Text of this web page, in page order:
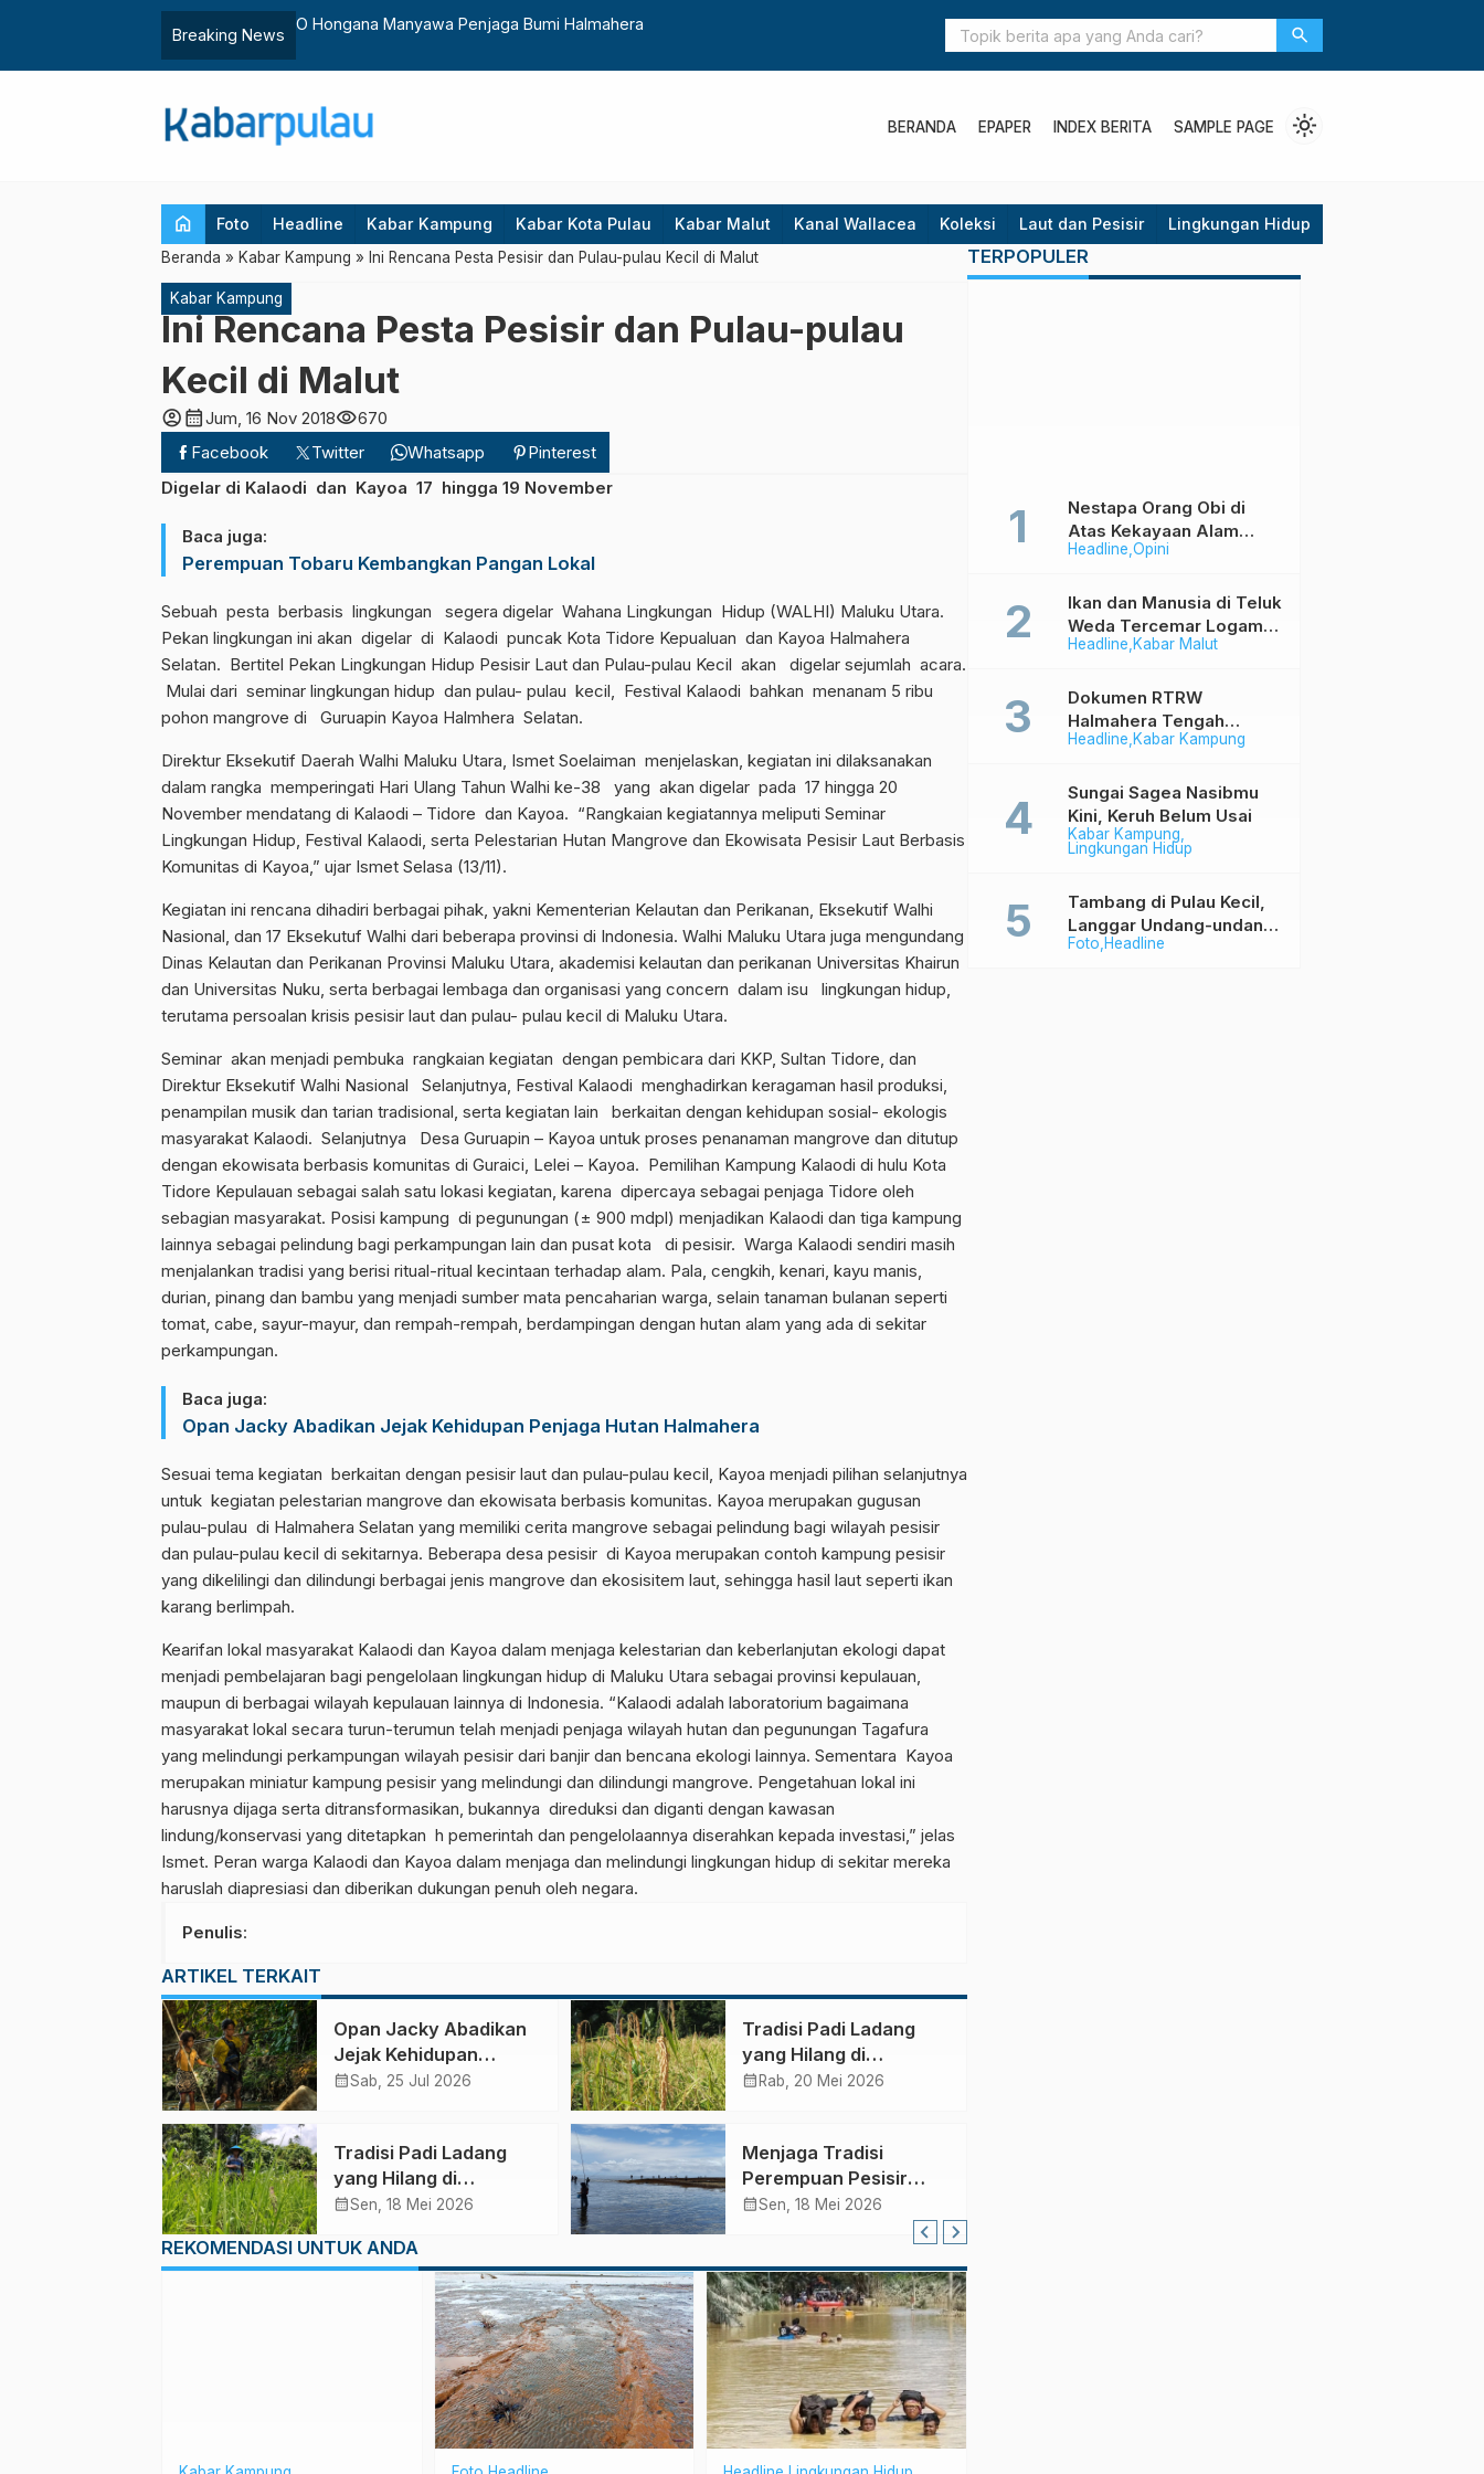
Breaking News
O Hongana Manyawa Penjaga Bumi Halmahera Tanam Mangrove agar “Merdeka” dari Abrasi search
BERANDA EPAPER INDEX BERITA SAMPLE PAGE light_mode
home Foto Headline Kabar Kampung Kabar Kota Pulau Kabar Malut Kanal Wallacea Koleksi Laut dan Pesisir Lingkungan Hidup
Beranda » Kabar Kampung » Ini Rencana Pesta Pesisir dan Pulau-pulau Kecil di Malut
Kabar Kampung
Ini Rencana Pesta Pesisir dan Pulau-pulau
Kecil di Malut
account_circlecalendar_monthJum, 16 Nov 2018visibility670
Facebook
Twitter Whatsapp
Pinterest
Digelar di Kalaodi dan Kayoa 17 hingga 19 November
Baca juga:
Perempuan Tobaru Kembangkan Pangan Lokal
Sebuah pesta berbasis lingkungan segera digelar Wahana Lingkungan Hidup (WALHI) Maluku Utara.
Pekan lingkungan ini akan digelar di Kalaodi puncak Kota Tidore Kepualuan dan Kayoa Halmahera
Selatan. Bertitel Pekan Lingkungan Hidup Pesisir Laut dan Pulau-pulau Kecil akan digelar sejumlah acara.
Mulai dari seminar lingkungan hidup dan pulau- pulau kecil, Festival Kalaodi bahkan menanam 5 ribu
pohon mangrove di Guruapin Kayoa Halmhera Selatan.
Direktur Eksekutif Daerah Walhi Maluku Utara, Ismet Soelaiman menjelaskan, kegiatan ini dilaksanakan
dalam rangka memperingati Hari Ulang Tahun Walhi ke-38 yang akan digelar pada 17 hingga 20
November mendatang di Kalaodi – Tidore dan Kayoa. “Rangkaian kegiatannya meliputi Seminar
Lingkungan Hidup, Festival Kalaodi, serta Pelestarian Hutan Mangrove dan Ekowisata Pesisir Laut Berbasis
Komunitas di Kayoa,” ujar Ismet Selasa (13/11).
Kegiatan ini rencana dihadiri berbagai pihak, yakni Kementerian Kelautan dan Perikanan, Eksekutif Walhi
Nasional, dan 17 Eksekutuf Walhi dari beberapa provinsi di Indonesia. Walhi Maluku Utara juga mengundang
Dinas Kelautan dan Perikanan Provinsi Maluku Utara, akademisi kelautan dan perikanan Universitas Khairun
dan Universitas Nuku, serta berbagai lembaga dan organisasi yang concern dalam isu lingkungan hidup,
terutama persoalan krisis pesisir laut dan pulau- pulau kecil di Maluku Utara.
Seminar akan menjadi pembuka rangkaian kegiatan dengan pembicara dari KKP, Sultan Tidore, dan
Direktur Eksekutif Walhi Nasional Selanjutnya, Festival Kalaodi menghadirkan keragaman hasil produksi,
penampilan musik dan tarian tradisional, serta kegiatan lain berkaitan dengan kehidupan sosial- ekologis
masyarakat Kalaodi. Selanjutnya Desa Guruapin – Kayoa untuk proses penanaman mangrove dan ditutup
dengan ekowisata berbasis komunitas di Guraici, Lelei – Kayoa. Pemilihan Kampung Kalaodi di hulu Kota
Tidore Kepulauan sebagai salah satu lokasi kegiatan, karena dipercaya sebagai penjaga Tidore oleh
sebagian masyarakat. Posisi kampung di pegunungan (± 900 mdpl) menjadikan Kalaodi dan tiga kampung
lainnya sebagai pelindung bagi perkampungan lain dan pusat kota di pesisir. Warga Kalaodi sendiri masih
menjalankan tradisi yang berisi ritual-ritual kecintaan terhadap alam. Pala, cengkih, kenari, kayu manis,
durian, pinang dan bambu yang menjadi sumber mata pencaharian warga, selain tanaman bulanan seperti
tomat, cabe, sayur-mayur, dan rempah-rempah, berdampingan dengan hutan alam yang ada di sekitar
perkampungan.
Baca juga:
Opan Jacky Abadikan Jejak Kehidupan Penjaga Hutan Halmahera
Sesuai tema kegiatan berkaitan dengan pesisir laut dan pulau-pulau kecil, Kayoa menjadi pilihan selanjutnya
untuk kegiatan pelestarian mangrove dan ekowisata berbasis komunitas. Kayoa merupakan gugusan
pulau-pulau di Halmahera Selatan yang memiliki cerita mangrove sebagai pelindung bagi wilayah pesisir
dan pulau-pulau kecil di sekitarnya. Beberapa desa pesisir di Kayoa merupakan contoh kampung pesisir
yang dikelilingi dan dilindungi berbagai jenis mangrove dan ekosisitem laut, sehingga hasil laut seperti ikan
karang berlimpah.
Kearifan lokal masyarakat Kalaodi dan Kayoa dalam menjaga kelestarian dan keberlanjutan ekologi dapat
menjadi pembelajaran bagi pengelolaan lingkungan hidup di Maluku Utara sebagai provinsi kepulauan,
maupun di berbagai wilayah kepulauan lainnya di Indonesia. “Kalaodi adalah laboratorium bagaimana
masyarakat lokal secara turun-terumun telah menjadi penjaga wilayah hutan dan pegunungan Tagafura
yang melindungi perkampungan wilayah pesisir dari banjir dan bencana ekologi lainnya. Sementara Kayoa
merupakan miniatur kampung pesisir yang melindungi dan dilindungi mangrove. Pengetahuan lokal ini
harusnya dijaga serta ditransformasikan, bukannya direduksi dan diganti dengan kawasan
lindung/konservasi yang ditetapkan h pemerintah dan pengelolaannya diserahkan kepada investasi,” jelas
Ismet. Peran warga Kalaodi dan Kayoa dalam menjaga dan melindungi lingkungan hidup di sekitar mereka
haruslah diapresiasi dan diberikan dukungan penuh oleh negara.
Penulis:
ARTIKEL TERKAIT
Opan Jacky Abadikan
Jejak Kehidupan
Penjaga Hutan
calendar_monthSab, 25 Jul 2026
Tradisi Padi Ladang
yang Hilang di
Halmahera (3) Habis
calendar_month Rab, 20 Mei 2026
Tradisi Padi Ladang
yang Hilang di
Halmahera (2)
calendar_monthSen, 18 Mei 2026
Menjaga Tradisi
Perempuan Pesisir
Patani Utara Lewat
calendar_monthSen, 18 Mei 2026
REKOMENDASI UNTUK ANDA
TERPOPULER
Headline Opini
Nestapa Orang Obi di
Atas Kekayaan Alam
Berlimpah
Headline Kabar Malut
Ikan dan Manusia di Teluk
Weda Tercemar Logam
Berbahaya
Headline Kabar Kampung
Dokumen RTRW
Halmahera Tengah
Memihak Industri (1)
Kabar Kampung
Lingkungan Hidup
Sungai Sagea Nasibmu
Kini, Keruh Belum Usai
Foto Headline
Tambang di Pulau Kecil,
Langgar Undang-undang
Tapi Aman Saja